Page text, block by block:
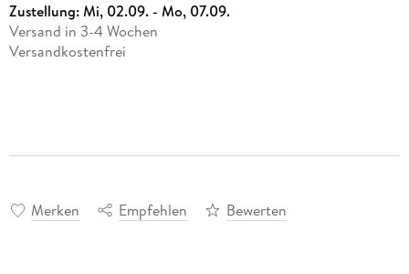
Zustellung:Mi, 02.09. - Mo, 07.09.
Versand in 3-4 Wochen
Versandkostenfrei
Merken Empfehlen Bewerten